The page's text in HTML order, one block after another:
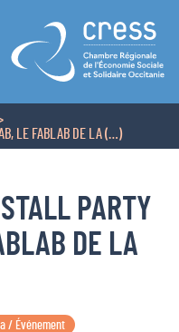
LE FABLAB DE LA (…)
PARTY
DE LA
/ Événement